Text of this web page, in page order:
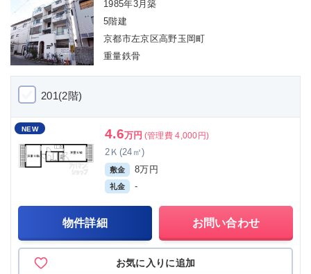
1985年3月築
5階建
京都市左京区高野玉岡町
重量鉄骨
201(2階)
NEW 4.6万円 (管理費 4,000円)
2Ｋ(24㎡)
敷金 8万円
礼金 -
物件詳細 お問い合わせ
お気に入りに追加